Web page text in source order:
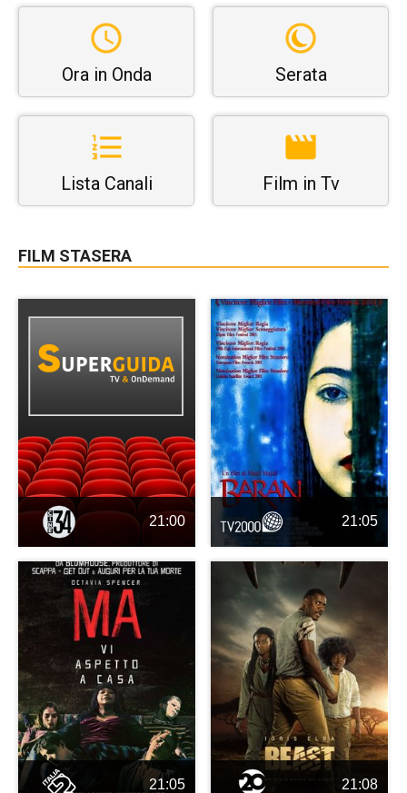
Ora in Onda Serata
Lista Canali Film in Tv
FILM STASERA
21:00 21:05
21:05 21:08